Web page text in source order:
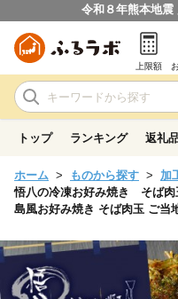
令和８年熊本地震
上限額
トップ ランキング 返礼
ホーム ものから探す 加
悟八の冷凍お好み焼き そば肉
島風お好み焼き そば肉玉 ご当